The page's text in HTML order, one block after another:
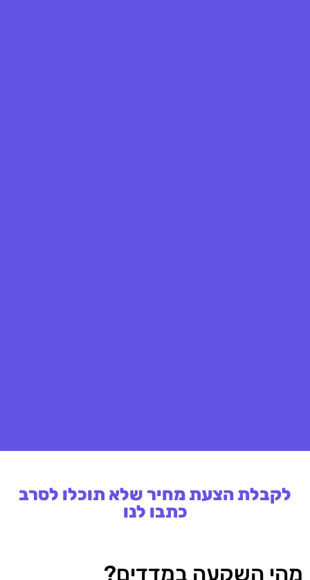
לקבלת הצעת מחיר שלא תוכלו לסרב
כתבו לנו
מהי השקעה במדדים?